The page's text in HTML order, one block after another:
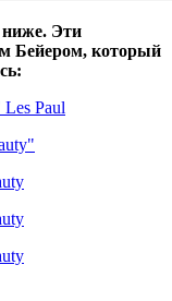
Эти
Бейером, который